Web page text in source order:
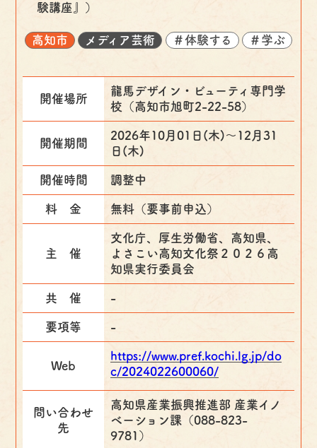
験講座』）
高知市 メディア芸術 ＃体験する ＃学ぶ
開催場所
龍馬デザイン・ビューティ専門学
校（高知市旭町2-22-58）
開催期間
2026年10月01日(木)〜12月31
日(木)
開催時間 調整中
料 金 無料（要事前申込）
主 催
文化庁、厚生労働省、高知県、
よさこい高知文化祭２０２６高
知県実行委員会
共 催 -
要項等 -
Web
https://www.pref.kochi.lg.jp/do
c/2024022600060/
問い合わせ
先
高知県産業振興推進部 産業イノ
ベーション課（088-823-
9781）